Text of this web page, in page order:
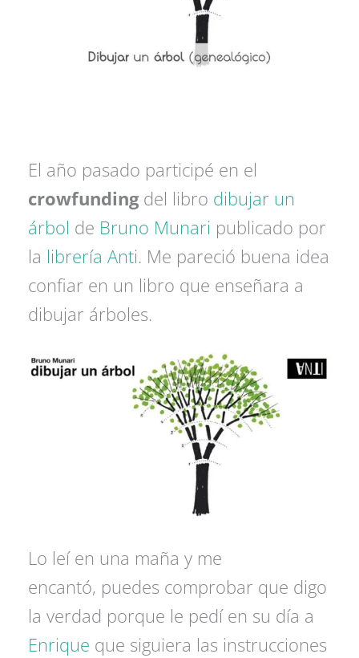
El año pasado participé en el
crowfunding del libro dibujar un
árbol de Bruno Munari publicado por
la librería Anti. Me pareció buena idea
confiar en un libro que enseñara a
dibujar árboles.
Lo leí en una maña y me
encantó, puedes comprobar que digo
la verdad porque le pedí en su día a
Enrique que siguiera las instrucciones